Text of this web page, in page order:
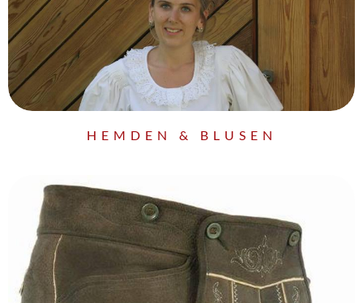
HEMDEN & BLUSEN